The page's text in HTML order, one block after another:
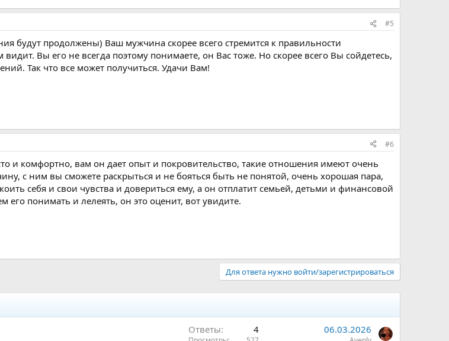
#5
будут продолжены) Ваш мужчина скорее всего стремится к правильности
Вы его не всегда поэтому понимаете, он Вас тоже. Но скорее всего Вы сойдетесь,
Так что все может получиться. Удачи Вам!
#6
и комфортно, вам он дает опыт и покровительство, такие отношения имеют очень
с ним вы сможете раскрыться и не бояться быть не понятой, очень хорошая пара,
себя и свои чувства и довериться ему, а он отплатит семьей, детьми и финансовой
его понимать и лелеять, он это оценит, вот увидите.
Для ответа нужно войти/зарегистрироваться
Ответы 4 06.03.2026